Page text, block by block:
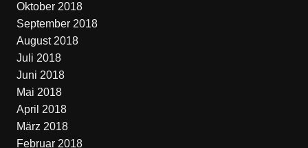
Oktober 2018
September 2018
August 2018
Juli 2018
Juni 2018
Mai 2018
April 2018
März 2018
Februar 2018